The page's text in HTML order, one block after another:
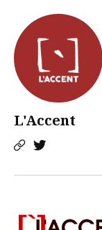
L'Accent